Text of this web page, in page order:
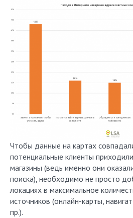
Чтобы данные на картах
потенциальные клиенты
магазины (ведь именно они
поиска), необходимо не просто
локациях в максимальное
источников (онлайн-карты,
пр.).